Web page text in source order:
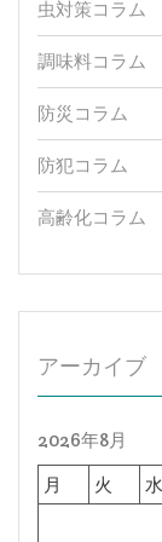
虫対策コラム
調味料コラム
防災コラム
防犯コラム
高齢化コラム
アーカイブ
2026年8月
月
火 水